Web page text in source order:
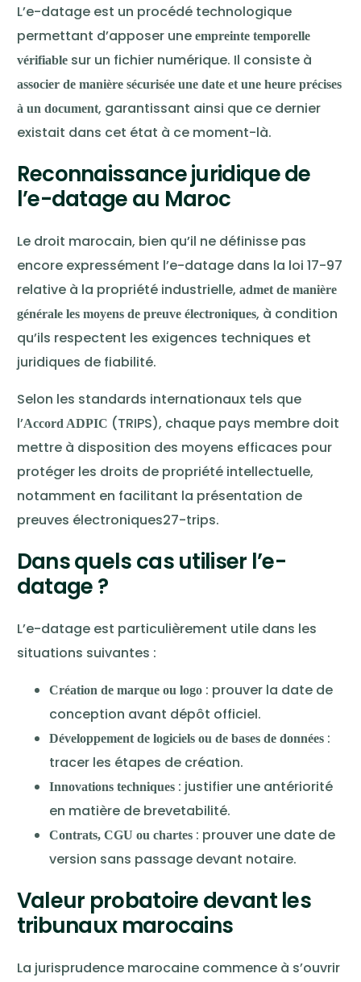
L’e-datage est un procédé technologique
permettant d’apposer une empreinte temporelle
vérifiablesur un fichier numérique. Il consiste à
associer de manière sécurisée une date et une heure précises
à un document, garantissant ainsi que ce dernier
existait dans cet état à ce moment-là.
Reconnaissance juridique de
l’e-datage au Maroc
Le droit marocain, bien qu’il ne définisse pas
encore expressément l’e-datage dans la loi 17-97
relative à la propriété industrielle, admet de manière
générale les moyens de preuve électroniques, à condition
qu’ils respectent les exigences techniques et
juridiques de fiabilité.
Selon les standards internationaux tels que
l’Accord ADPIC (TRIPS), chaque pays membre doit
mettre à disposition des moyens efficaces pour
protéger les droits de propriété intellectuelle,
notamment en facilitant la présentation de
preuves électroniques27-trips.
Dans quels cas utiliser l’e-
datage ?
L’e-datage est particulièrement utile dans les
situations suivantes :
Création de marque ou logo: prouver la date de
conception avant dépôt officiel.
Développement de logiciels ou de bases de données:
tracer les étapes de création.
Innovations techniques: justifier une antériorité
en matière de brevetabilité.
Contrats, CGU ou chartes: prouver une date de
version sans passage devant notaire.
Valeur probatoire devant les
tribunaux marocains
La jurisprudence marocaine commence à s’ouvrir